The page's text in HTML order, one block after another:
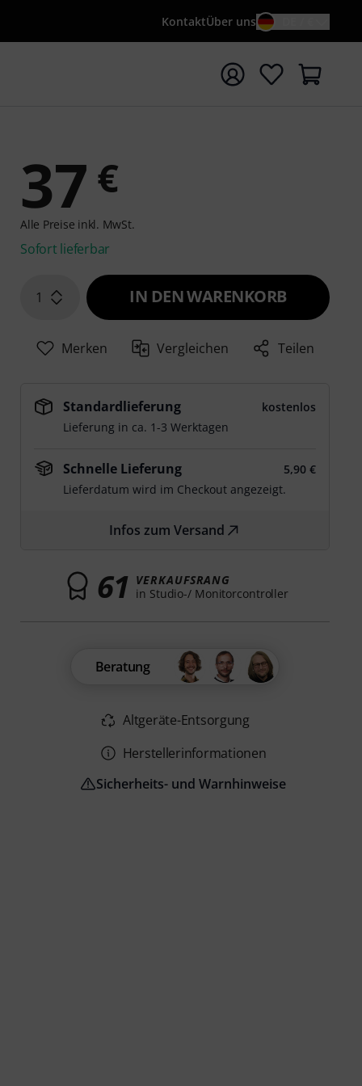
KontaktÜber uns
mit Suchwort {searchTerm} starten
37 €
Alle Preise inkl. MwSt.
Sofort lieferbar
1 IN DEN WARENKORB
Merken Vergleichen Teilen
Standardlieferung
kostenlos
Lieferung in ca. 1-3 Werktagen
Schnelle Lieferung
5,90 €
Lieferdatum wird im Checkout angezeigt.
Infos zum Versand
61 VERKAUFSRANG
in Studio-/ Monitorcontroller
Beratung
Altgeräte-Entsorgung
Herstellerinformationen
Sicherheits- und Warnhinweise